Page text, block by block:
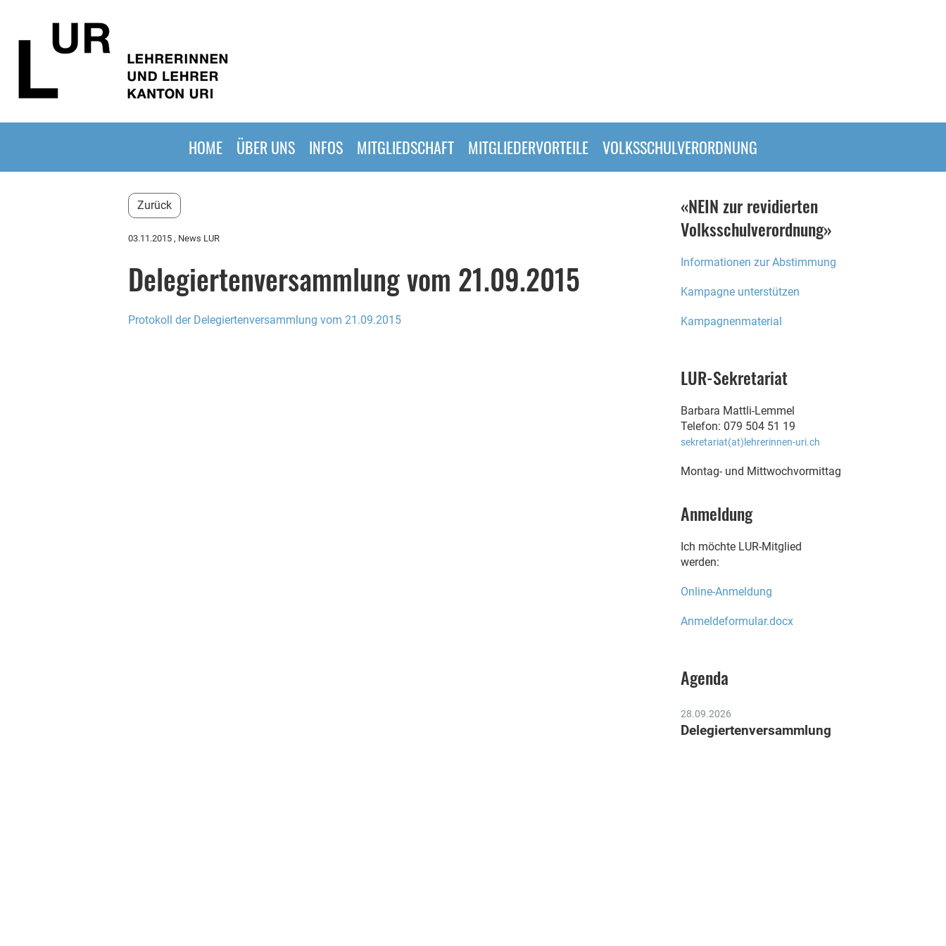
HOME ÜBER UNS INFOS MITGLIEDSCHAFT MITGLIEDERVORTEILE VOLKSSCHULVERORDNUNG
Zurück
03.11.2015, News LUR
Delegiertenversammlung vom 21.09.2015
Protokoll der Delegiertenversammlung vom 21.09.2015
«NEIN zur revidierten
Volksschulverordnung»
Informationen zur Abstimmung
Kampagne unterstützen
Kampagnenmaterial
LUR-Sekretariat
Barbara Mattli-Lemmel
Telefon: 079 504 51 19
sekretariat(at)lehrerinnen-uri.ch
Montag- und Mittwochvormittag
Anmeldung
Ich möchte LUR-Mitglied
werden:
Online-Anmeldung
Anmeldeformular.docx
Agenda
28.09.2026
Delegiertenversammlung